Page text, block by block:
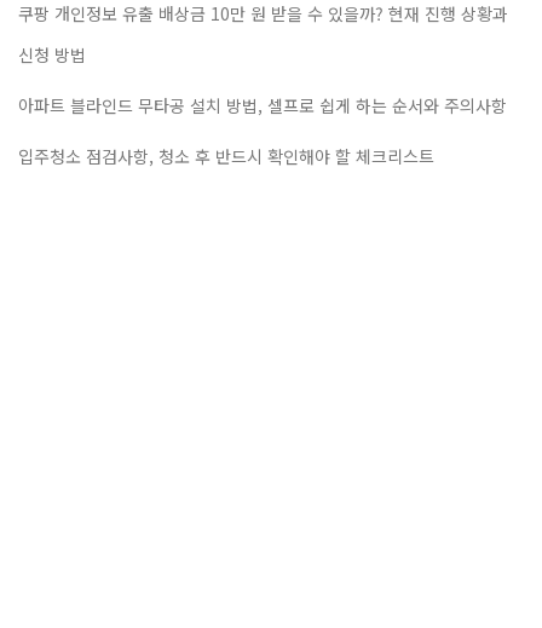
쿠팡 개인정보 유출 배상금 10만 원 받을 수 있을까? 현재 진행 상황과
신청 방법
아파트 블라인드 무타공 설치 방법, 셀프로 쉽게 하는 순서와 주의사항
입주청소 점검사항, 청소 후 반드시 확인해야 할 체크리스트